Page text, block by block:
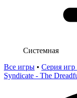
Системная
Все игры • Серия игр
Syndicate - The